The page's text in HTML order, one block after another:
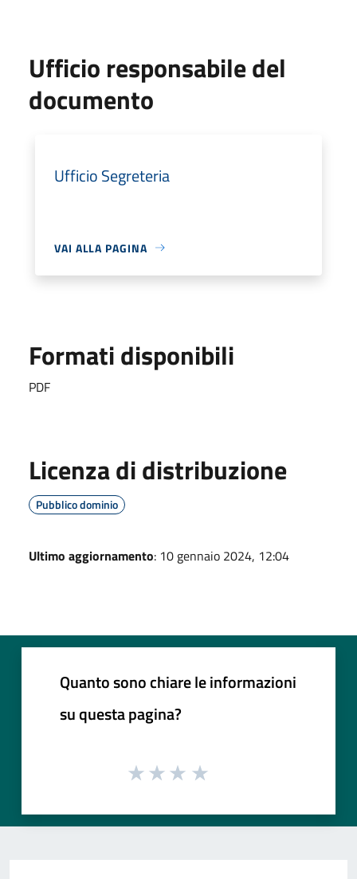
Ufficio responsabile del
documento
Ufficio Segreteria
VAI ALLA PAGINA
Formati disponibili
PDF
Licenza di distribuzione
Pubblico dominio
Ultimo aggiornamento: 10 gennaio 2024, 12:04
Quanto sono chiare le informazioni
su questa pagina?